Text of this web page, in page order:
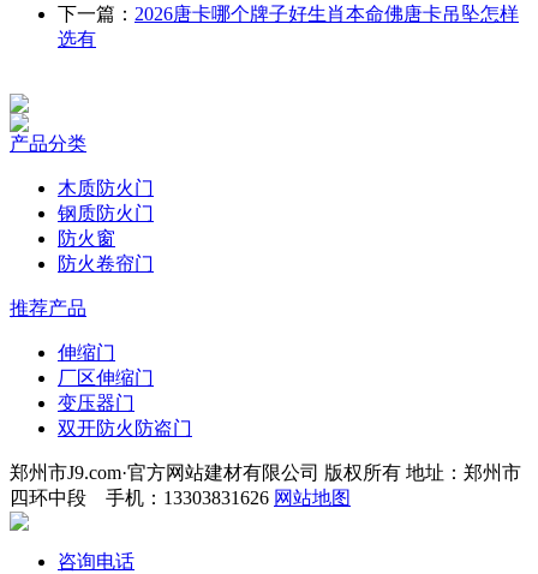
下一篇： 2026唐卡哪个牌子好生肖本命佛唐卡吊坠怎样
选有
产品分类
木质防火门
钢质防火门
防火窗
防火卷帘门
推荐产品
伸缩门
厂区伸缩门
变压器门
双开防火防盗门
郑州市J9.com·官方网站建材有限公司 版权所有 地址：郑州市
四环中段 手机：13303831626 网站地图
咨询电话